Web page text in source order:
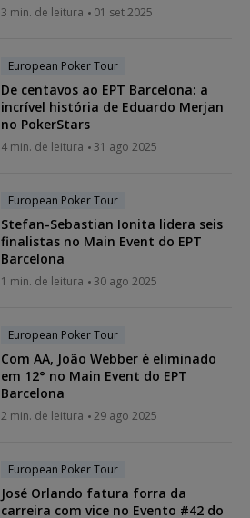
3 min. de leitura 01 set 2025
European Poker Tour
De centavos ao EPT Barcelona: a
incrível história de Eduardo Merjan
no PokerStars
4 min. de leitura 31 ago 2025
European Poker Tour
Stefan-Sebastian Ionita lidera seis
finalistas no Main Event do EPT
Barcelona
1 min. de leitura 30 ago 2025
European Poker Tour
Com AA, João Webber é eliminado
em 12° no Main Event do EPT
Barcelona
2 min. de leitura 29 ago 2025
European Poker Tour
José Orlando fatura forra da
carreira com vice no Evento #42 do